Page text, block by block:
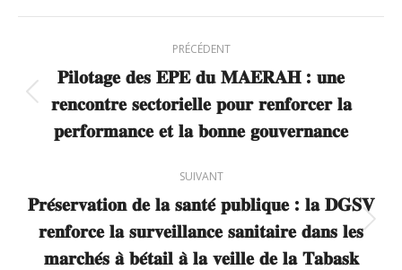
X
PinterestFacebookLinkedIn
article
PRÉCÉDENT
Article
précédent
𝐏𝐢𝐥𝐨𝐭𝐚𝐠𝐞 𝐝𝐞𝐬 𝐄𝐏𝐄 𝐝𝐮 𝐌𝐀𝐄𝐑𝐀𝐇 : 𝐮𝐧𝐞
𝐫𝐞𝐧𝐜𝐨𝐧𝐭𝐫𝐞 𝐬𝐞𝐜𝐭𝐨𝐫𝐢𝐞𝐥𝐥𝐞 𝐩𝐨𝐮𝐫 𝐫𝐞𝐧𝐟𝐨𝐫𝐜𝐞𝐫 𝐥𝐚
𝐩𝐞𝐫𝐟𝐨𝐫𝐦𝐚𝐧𝐜𝐞 𝐞𝐭 𝐥𝐚 𝐛𝐨𝐧𝐧𝐞 𝐠𝐨𝐮𝐯𝐞𝐫𝐧𝐚𝐧𝐜𝐞
SUIVANT
Article
suivant
𝐏𝐫𝐞́𝐬𝐞𝐫𝐯𝐚𝐭𝐢𝐨𝐧 𝐝𝐞 𝐥𝐚 𝐬𝐚𝐧𝐭𝐞́ 𝐩𝐮𝐛𝐥𝐢𝐪𝐮𝐞 : 𝐥𝐚 𝐃𝐆𝐒𝐕
𝐫𝐞𝐧𝐟𝐨𝐫𝐜𝐞 𝐥𝐚 𝐬𝐮𝐫𝐯𝐞𝐢𝐥𝐥𝐚𝐧𝐜𝐞 𝐬𝐚𝐧𝐢𝐭𝐚𝐢𝐫𝐞 𝐝𝐚𝐧𝐬 𝐥𝐞𝐬
𝐦𝐚𝐫𝐜𝐡𝐞́𝐬 𝐚̀ 𝐛𝐞́𝐭𝐚𝐢𝐥 𝐚̀ 𝐥𝐚 𝐯𝐞𝐢𝐥𝐥𝐞 𝐝𝐞 𝐥𝐚 𝐓𝐚𝐛𝐚𝐬𝐤